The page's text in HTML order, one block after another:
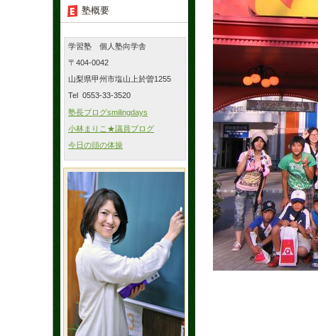
塾概要
学習塾 個人塾向学舎
〒404-0042
山梨県甲州市塩山上於曽1255
Tel 0553-33-3520
塾長ブログsmilingdays
小林まりこ★議員ブログ
今日の頭の体操